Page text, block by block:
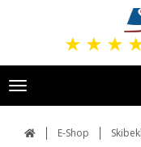
★ ★ ★
Toggle
navigation
E-Shop